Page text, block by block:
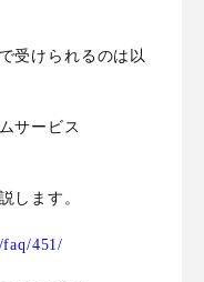
受けられるのは以
サービス
します。
faq/451/